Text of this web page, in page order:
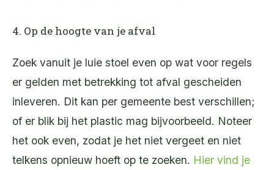
4. Op de hoogte van je afval
Zoek vanuit je luie stoel even op wat voor regels
er gelden met betrekking tot afval gescheiden
inleveren. Dit kan per gemeente best verschillen;
of er blik bij het plastic mag bijvoorbeeld. Noteer
het ook even, zodat je het niet vergeet en niet
telkens opnieuw hoeft op te zoeken. Hier vind je